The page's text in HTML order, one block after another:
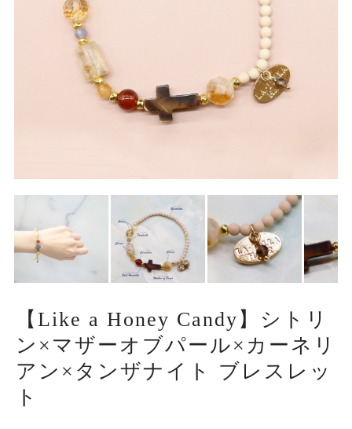
【Like a Honey Candy】シトリ
ン×マザーオブパール×カーネリ
アン×タンザナイト ブレスレッ
ト